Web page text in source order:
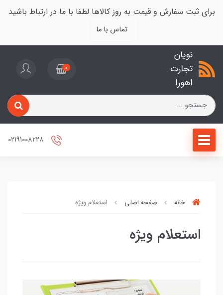
برای ثبت سفارش و قیمت به روز کالاها لطفا با ما در ارتباط باشید
تماس با ما
نویان
تجارت
اهورا
0
خانه صفحه اصلی استعلام ویژه
استعلام ویژه